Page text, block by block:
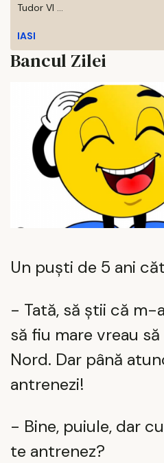
Tudor Vl ...
IASI
Bancul Zilei
Un puști de 5 ani
- Tată, să știi că m-
să fiu mare vreau
Nord. Dar până
antrenezi!
- Bine, puiule, dar
te antrenez?